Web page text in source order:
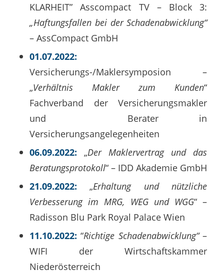
KLARHEIT” Asscompact TV – Block 3:
„Haftungsfallen bei der Schadenabwicklung“
– AssCompact GmbH
01.07.2022:
Versicherungs-/Maklersymposion –
„Verhältnis Makler zum Kunden“
Fachverband der Versicherungsmakler
und Berater in
Versicherungsangelegenheiten
06.09.2022: „Der Maklervertrag und das
Beratungsprotokoll“ – IDD Akademie GmbH
21.09.2022: „Erhaltung und nützliche
Verbesserung im MRG, WEG und WGG“ –
Radisson Blu Park Royal Palace Wien
11.10.2022: “Richtige Schadenabwicklung“–
WIFI der Wirtschaftskammer
Niederösterreich